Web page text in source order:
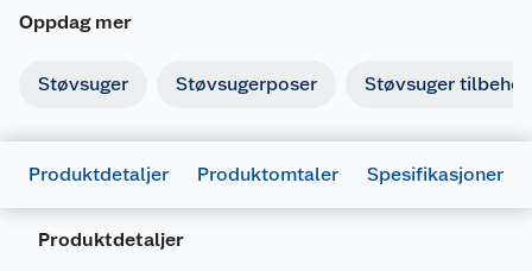
Oppdag mer
Støvsuger Støvsugerposer Støvsuger tilbehør
Produktdetaljer Produktomtaler Spesifikasjoner
Produktdetaljer
Generelt
Artikkelnummer
7050481750225
Leverandørens artikkelnummer